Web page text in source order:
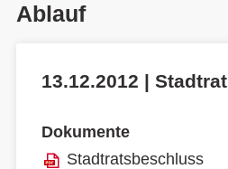
Ablauf
13.12.2012 | Stadtrat
Dokumente
Stadtratsbeschluss